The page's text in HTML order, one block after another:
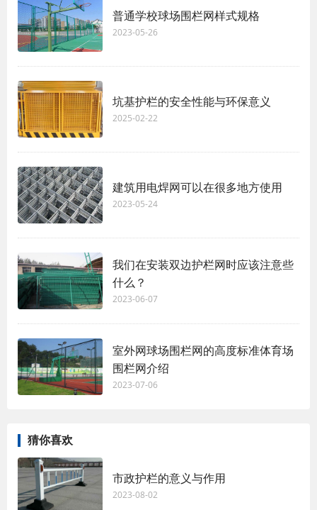
普通学校球场围栏网样式规格
2023-05-26
坑基护栏的安全性能与环保意义
2025-02-22
建筑用电焊网可以在很多地方使用
2023-05-24
我们在安装双边护栏网时应该注意些
什么？
2023-06-07
室外网球场围栏网的高度标准体育场
围栏网介绍
2023-07-06
猜你喜欢
市政护栏的意义与作用
2023-08-02